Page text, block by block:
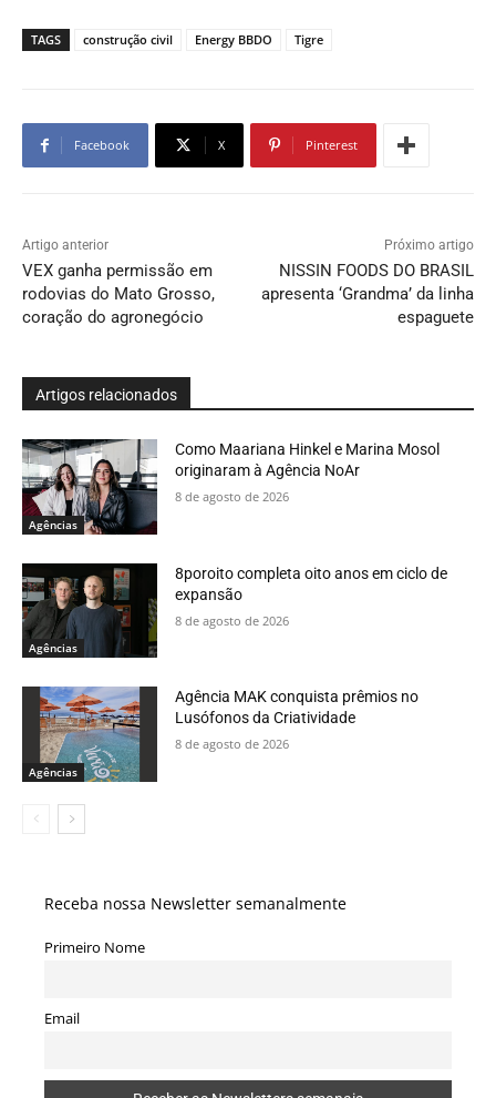
TAGS construção civil Energy BBDO Tigre
Facebook X Pinterest
Artigo anterior
VEX ganha permissão em
rodovias do Mato Grosso,
coração do agronegócio
Próximo artigo
NISSIN FOODS DO BRASIL
apresenta ‘Grandma’ da linha
espaguete
Artigos relacionados
Agências
Como Maariana Hinkel e Marina Mosol
originaram à Agência NoAr
8 de agosto de 2026
Agências
8poroito completa oito anos em ciclo de
expansão
8 de agosto de 2026
Agências
Agência MAK conquista prêmios no
Lusófonos da Criatividade
8 de agosto de 2026
Receba nossa Newsletter semanalmente
Primeiro Nome
Email